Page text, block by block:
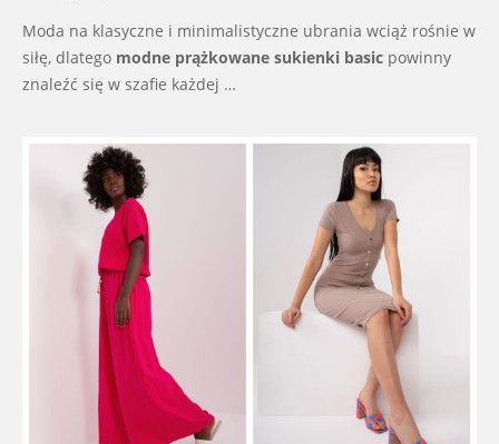
Moda na klasyczne i minimalistyczne ubrania wciąż rośnie w
siłę, dlatego modne prążkowane sukienki basic powinny
znaleźć się w szafie każdej …